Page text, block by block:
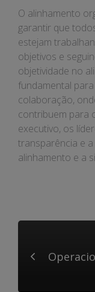
O alinhamento
garantir que
estejam
objetivos e
objetividade no
fundamental
colaboração,
contribuem para
executivo, os
transparência e
alinhamento e a